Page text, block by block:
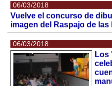
06/03/2018
Vuelve el concurso de
imagen del Raspajo de
06/03/2018
Los